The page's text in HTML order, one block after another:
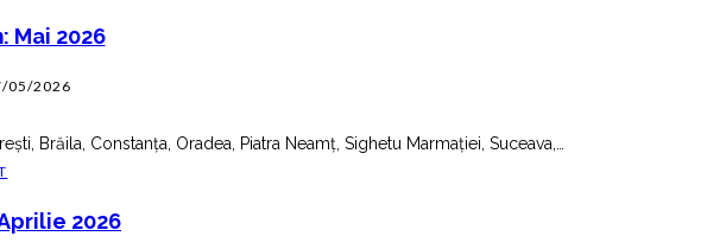
Mai 2026
05/2026
Brăila, Constanța, Oradea, Piatra Neamț, Sighetu Marmației, Suceava,
2026